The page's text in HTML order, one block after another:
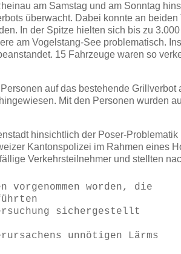
am Samstag und am Sonntag
überwacht. Dabei konnte an beiden
In der Spitze hielten sich bis zu
am Vogelstang-See problematisch.
15 Fahrzeuge waren so
auf das bestehende Grillverbot
Mit den Personen wurden
hinsichtlich der Poser-
Kantonspolizei im Rahmen eines
Verkehrsteilnehmer und stellten
vorgenommen worden, die
sichergestellt
unnötigen Lärms